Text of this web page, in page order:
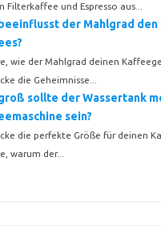
Filterkaffee und Espresso aus...
der Mahlgrad den
wie der Mahlgrad deinen
die Geheimnisse...
sollte der Wassertank
sein?
die perfekte Größe für deinen
warum der...